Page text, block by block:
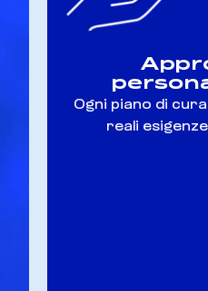
Ogni piano di
reali